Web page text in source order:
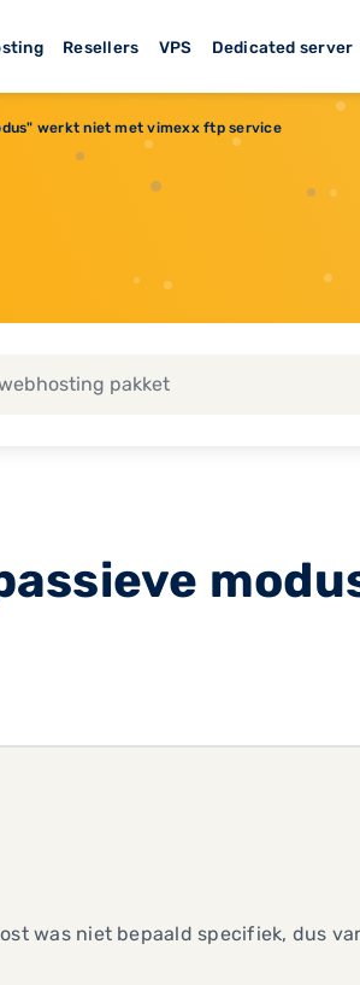
Resellers VPS Dedicated server
werkt niet met vimexx ftp service
was niet bepaald specifiek, dus